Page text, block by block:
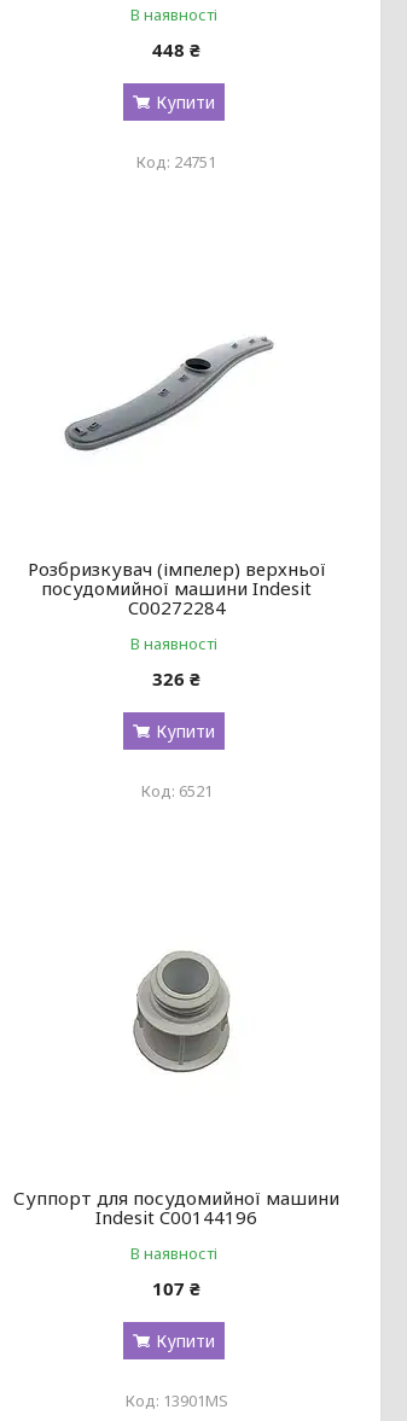
В наявності
448 ₴
Купити
24751
Розбризкувач (імпелер) верхньої
посудомийної машини Indesit
C00272284
В наявності
326 ₴
Купити
6521
Суппорт для посудомийної машини
Indesit C00144196
В наявності
107 ₴
Купити
13901MS